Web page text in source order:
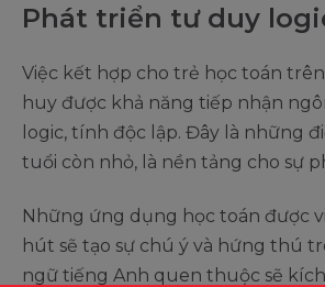
Phát triển tư duy
Việc kết hợp cho trẻ học toán
huy được khả năng tiếp nhận
logic, tính độc lập. Đây là những
tuổi còn nhỏ, là nền tảng cho sự
Những ứng dụng học toán được
hút sẽ tạo sự chú ý và hứng thú
ngữ tiếng Anh quen thuộc sẽ